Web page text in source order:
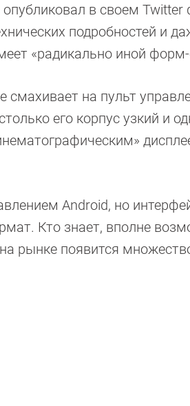
в своем
подробностей и
«радикально иной
на пульт
его корпус узкий и
Android, но
Кто знает, вполне
рынке появится